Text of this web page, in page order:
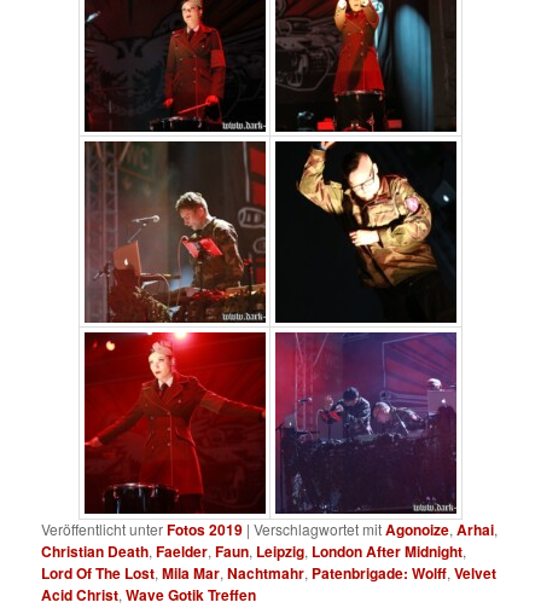
Veröffentlicht unterFotos 2019 |Verschlagwortet mitAgonoize,Arhai,
Christian Death,Faelder,Faun, Leipzig, London After Midnight,
Lord Of The Lost,Mila Mar,Nachtmahr, Patenbrigade: Wolff,Velvet
Acid Christ,Wave Gotik Treffen